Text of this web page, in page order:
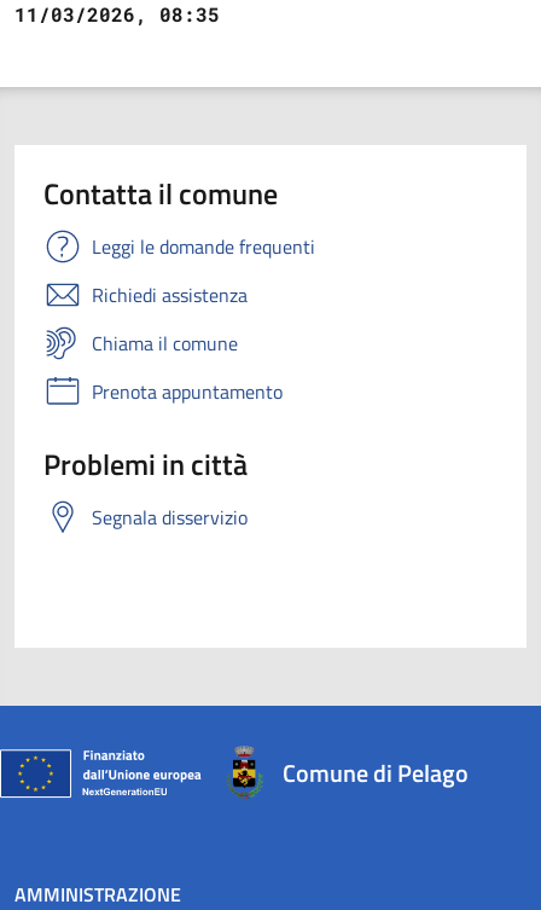
11/03/2026, 08:35
Contatta il comune
Leggi le domande frequenti
Richiedi assistenza
Chiama il comune
Prenota appuntamento
Problemi in città
Segnala disservizio
Comune di Pelago
AMMINISTRAZIONE